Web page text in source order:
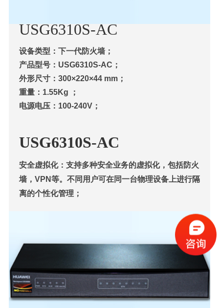
USG6310S-AC
设备类型：下一代防火墙；
产品型号：USG6310S-AC；
外形尺寸：300×220×44 mm；
重量：1.55Kg ；
电源电压：100-240V；
USG6310S-AC
安全虚拟化：支持多种安全业务的虚拟化，包括防火
墙，VPN等。不同用户可在同一台物理设备上进行隔
离的个性化管理；